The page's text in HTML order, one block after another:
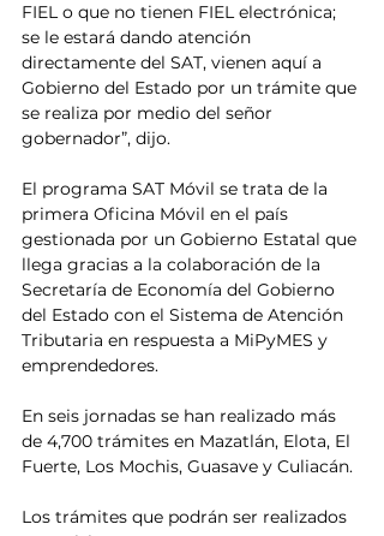
FIEL o que no tienen FIEL electrónica;
se le estará dando atención
directamente del SAT, vienen aquí a
Gobierno del Estado por un trámite que
se realiza por medio del señor
gobernador”, dijo.
El programa SAT Móvil se trata de la
primera Oficina Móvil en el país
gestionada por un Gobierno Estatal que
llega gracias a la colaboración de la
Secretaría de Economía del Gobierno
del Estado con el Sistema de Atención
Tributaria en respuesta a MiPyMES y
emprendedores.
En seis jornadas se han realizado más
de 4,700 trámites en Mazatlán, Elota, El
Fuerte, Los Mochis, Guasave y Culiacán.
Los trámites que podrán ser realizados